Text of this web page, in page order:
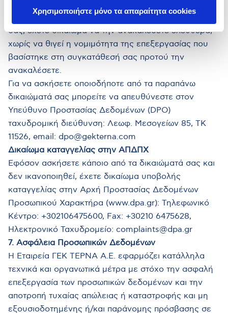
Χρησιμοποιήστε μόνο τα απαραίτητα cookies
Όπου η επεξεργασία βασίζεται στην συγκατάθεσή
σας, έχετε δικαίωμα να την ανακαλέσετε ελεύθερα,
χωρίς να θιγεί η νομιμότητα της επεξεργασίας που
βασίστηκε στη συγκατάθεσή σας προτού την
ανακαλέσετε.
Για να ασκήσετε οποιοδήποτε από τα παραπάνω
δικαιώματά σας μπορείτε να απευθύνεστε στον
Υπεύθυνο Προστασίας Δεδομένων (DPO)
ταχυδρομική διεύθυνση: Λεωφ. Μεσογείων 85, ΤΚ
11526, email: dpo@gekterna.com
Δικαίωμα καταγγελίας στην ΑΠΔΠΧ
Εφόσον ασκήσετε κάποιο από τα δικαιώματά σας και
δεν ικανοποιηθεί, έχετε δικαίωμα υποβολής
καταγγελίας στην Αρχή Προστασίας Δεδομένων
Προσωπικού Χαρακτήρα (www.dpa.gr): Τηλεφωνικό
Κέντρο: +302106475600, Fax: +30210 6475628,
Ηλεκτρονικό Ταχυδρομείο: complaints@dpa.gr
7. Ασφάλεια Προσωπικών Δεδομένων
Η Εταιρεία ΓΕΚ ΤΕΡΝΑ Α.Ε. εφαρμόζει κατάλληλα
τεχνικά και οργανωτικά μέτρα με στόχο την ασφαλή
επεξεργασία των προσωπικών δεδομένων και την
αποτροπή τυχαίας απώλειας ή καταστροφής και μη
εξουσιοδοτημένης ή/και παράνομης πρόσβασης σε